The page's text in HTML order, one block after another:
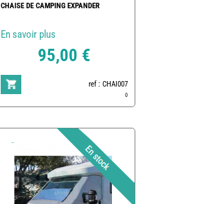
CHAISE DE CAMPING EXPANDER
En savoir plus
95,00 €
ref : CHAI007
0